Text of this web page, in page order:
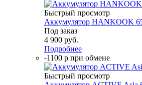
Быстрый просмотр
Аккумулятор HANKOOK
Под заказ
4 900 руб.
Подробнее
-1100 р при обмене
Быстрый просмотр